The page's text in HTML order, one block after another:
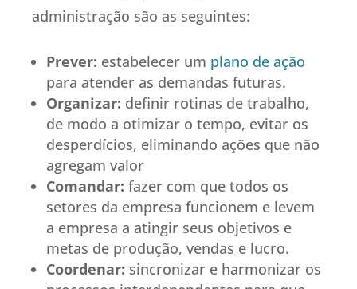
administração são as seguintes:
Prever: estabelecer um plano de ação
para atender as demandas futuras.
Organizar: definir rotinas de trabalho,
de modo a otimizar o tempo, evitar os
desperdícios, eliminando ações que não
agregam valor
Comandar: fazer com que todos os
setores da empresa funcionem e levem
a empresa a atingir seus objetivos e
metas de produção, vendas e lucro.
Coordenar: sincronizar e harmonizar os